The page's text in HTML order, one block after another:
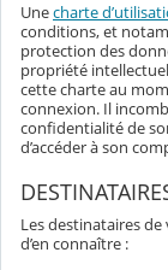
Unecharte
conditions, et
protection des
propriété
cette charte au
connexion. Il
confidentialité de
d’accéder à son
Les destinataires
d’en connaître :